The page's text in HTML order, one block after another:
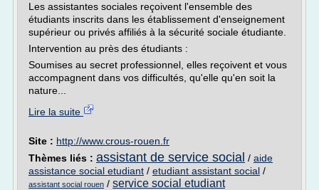
Les assistantes sociales reçoivent l'ensemble des
étudiants inscrits dans les établissement d'enseignement
supérieur ou privés affiliés à la sécurité sociale étudiante.
Intervention au près des étudiants :
Soumises au secret professionnel, elles reçoivent et vous
accompagnent dans vos difficultés, qu'elle qu'en soit la
nature...
Lire la suite
Site : http://www.crous-rouen.fr
Thèmes liés : assistant de service social / aide
assistance social etudiant / etudiant assistant social /
assistant social rouen / service social etudiant